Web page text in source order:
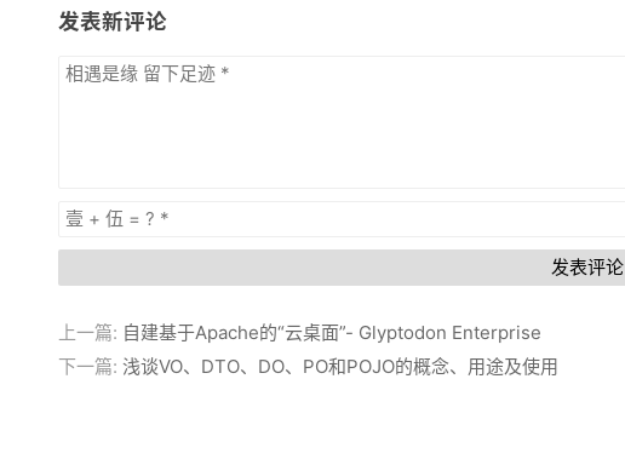
发表新评论
发表评论
上一篇: 自建基于Apache的“云桌面”- Glyptodon Enterprise
下一篇: 浅谈VO、DTO、DO、PO和POJO的概念、用途及使用